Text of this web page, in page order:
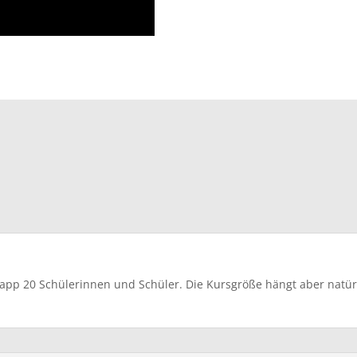
20 Schülerinnen und Schüler. Die Kursgröße hängt aber